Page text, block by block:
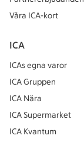
Våra ICA-kort
ICA
ICAs egna varor
ICA Gruppen
ICA Nära
ICA Supermarket
ICA Kvantum